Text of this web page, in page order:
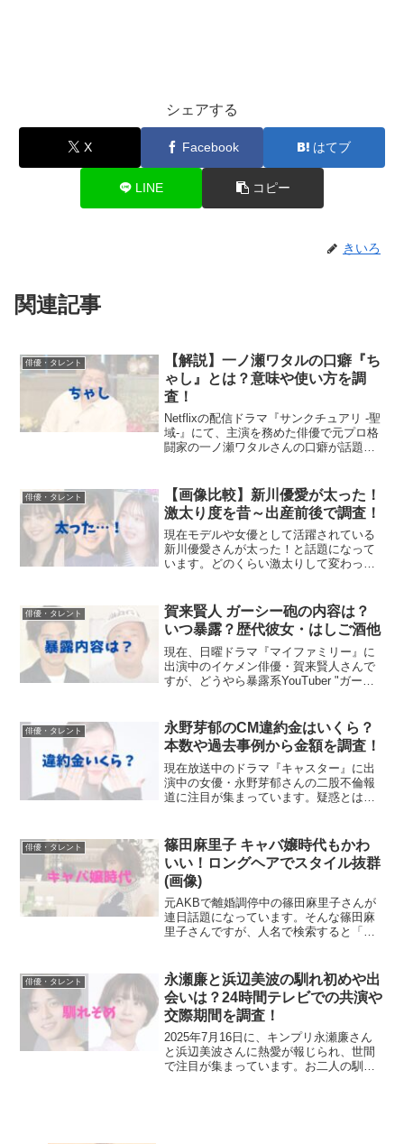
シェアする
X Facebook はてブ
LINE コピー
きいろ
関連記事
俳優・タレント
【解説】一ノ瀬ワタルの口癖『ち
ゃし』とは？意味や使い方を調
査！
Netflixの配信ドラマ『サンクチュアリ -聖
域-』にて、主演を務めた俳優で元プロ格
闘家の一ノ瀬ワタルさんの口癖が話題に
ますが、どういう意味なのか気になりま
す・・・！...
俳優・タレント
【画像比較】新川優愛が太った！
激太り度を昔～出産前後で調査！
現在モデルや女優として活躍されている
新川優愛さんが太った！と話題になって
います。どのくらい激太りして変わった
太っている現在～出産前の昔の痩せ期と
画像比較してみました。【...
俳優・タレント
賀来賢人 ガーシー砲の内容は？
いつ暴露？歴代彼女・はしご酒他
現在、日曜ドラマ『マイファミリー』に
出演中のイケメン俳優・賀来賢人さんで
すが、どうやら暴露系YouTuber "ガーシ
トーンではなくアミューズですが、なぜ
標的にされ...
俳優・タレント
永野芽郁のCM違約金はいくら？
本数や過去事例から金額を調査！
現在放送中のドラマ『キャスター』に出
演中の女優・永野芽郁さんの二股不倫報
道に注目が集まっています。疑惑とはい
か？という声があがっているようです。
当記事では、不倫二股報...
俳優・タレント
篠田麻里子 キャバ嬢時代もかわ
いい！ロングヘアでスタイル抜群
(画像)
元AKBで離婚調停中の篠田麻里子さんが
連日話題になっています。そんな篠田麻
里子さんですが、人名で検索すると「キ
キャバ嬢として働いていた時期があるの
でしょうか。今回は、篠田...
俳優・タレント
永瀬廉と浜辺美波の馴れ初めや出
会いは？24時間テレビでの共演や
交際期間を調査！
2025年7月16日に、キンプリ永瀬廉さん
と浜辺美波さんに熱愛が報じられ、世間
で注目が集まっています。お二人の馴れ